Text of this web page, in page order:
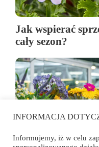
Jak wspierać
cały sezon?
INFORMACJA
Informujemy, iż w celu